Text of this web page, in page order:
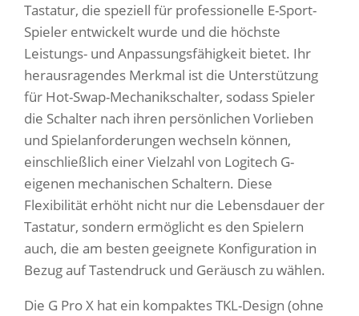
Tastatur, die speziell für professionelle E-Sport-
Spieler entwickelt wurde und die höchste
Leistungs- und Anpassungsfähigkeit bietet. Ihr
herausragendes Merkmal ist die Unterstützung
für Hot-Swap-Mechanikschalter, sodass Spieler
die Schalter nach ihren persönlichen Vorlieben
und Spielanforderungen wechseln können,
einschließlich einer Vielzahl von Logitech G-
eigenen mechanischen Schaltern. Diese
Flexibilität erhöht nicht nur die Lebensdauer der
Tastatur, sondern ermöglicht es den Spielern
auch, die am besten geeignete Konfiguration in
Bezug auf Tastendruck und Geräusch zu wählen.
Die G Pro X hat ein kompaktes TKL-Design (ohne